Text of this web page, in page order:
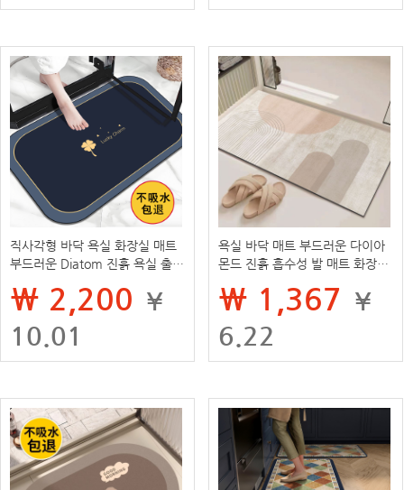
직사각형 바닥 욕실 화장실 매트
부드러운 Diatom 진흙 욕실 출입
₩ 2,200 ¥
10.01
욕실 바닥 매트 부드러운 다이아
몬드 진흙 흡수성 발 매트 화장실
조 바닥 매트
₩ 1,367 ¥
6.22